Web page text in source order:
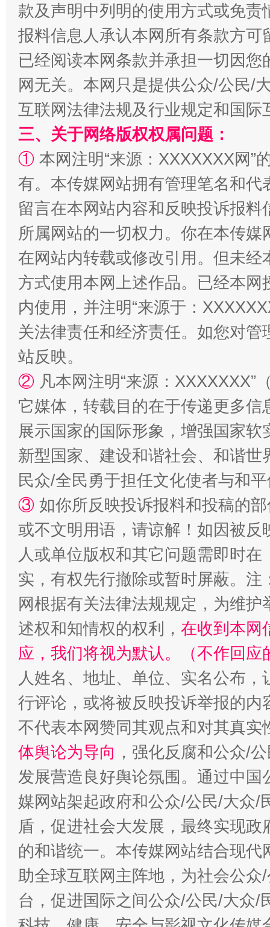
全民健身五年计划来了！等你上场
阿坝州三大球赛在茂县开幕 规模
国家大学科技园优化重塑工作
扯下公款旅游的“隐身衣” 如何以
“蜀中异人”王建安的艺术幻境
款及声明中列明的使用方式或免责
报料信息人承认本网所有条款方
已经阅读本网条款并承担一切因
网无关。本网只是提供公众/公民/
互联网法律法规及行业规定和国
三、关于网络版权权属问题：
① 本网注明“来源：XXXXXXX网”
有。本传媒网站拥有管理笔名和
留言在本网站内容和反映投诉报
所属网站的一切权力。你在本传
在网站内转载或修改引用。但未
方式使用本网上述作品。已经本
内使用，并注明“来源于：
关法律责任和经济责任。如您对
站反映。
② 凡本网注明“来源：
它媒体，转载目的在于传递更多
展示国家的国际形象，增强国家
新型国家、建设和谐社会、和谐
民众/全民勇于担任文化使者与和
③ 如你所反映投诉报料和投稿的
或不文明用语，请谅解！如因被
人或单位版权和其它问题需即时在
实，有权先行撤除或暂时屏蔽。
网根据有关法律法规规定，为维
述权和知情权的权利， 在收到本网
应，我们将视为默认。（不作回应
人姓名、地址、单位、实名公布
行评论，或将被反映投诉举报的
不代表本网赞同其观点和对其真实
体舆论为导向 ，强化反腐和公众/
发展营造良好舆论氛围。通过中
媒网站架起政府和公众/公民/大众/
盾，促进社会大发展，最终实现
的和谐统一。本传媒网站结合现
助全球互联网主阵地，为社会公
台，促进国际之间公众/公民/大众/